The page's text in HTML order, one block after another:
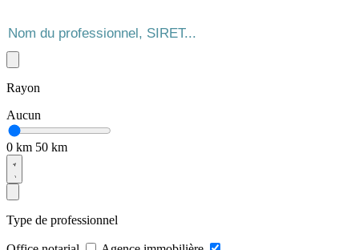
Rayon
Aucun
0 km 50 km
Type de professionnel